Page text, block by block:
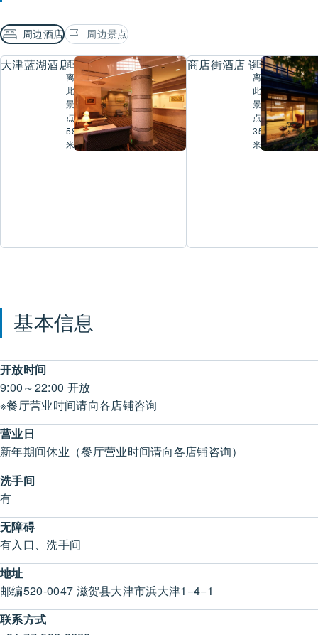
周边酒店 周边景点
大津蓝湖酒店距
离
此
景
点
58
米
商店街酒店 讲 大津百町
距
离
此
景
点
354
米
基本信息
开放时间
9:00～22:00 开放
※餐厅营业时间请向各店铺咨询
营业日
新年期间休业（餐厅营业时间请向各店铺咨询）
洗手间
有
无障碍
有入口、洗手间
地址
邮编520-0047 滋贺县大津市浜大津1−4−1
联系方式